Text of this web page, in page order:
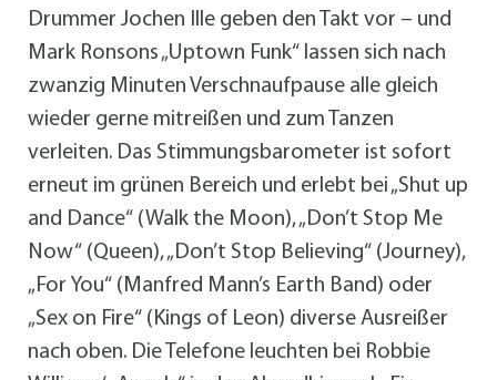
Drummer Jochen Ille geben den Takt vor – und
Mark Ronsons „Uptown Funk“ lassen sich nach
zwanzig Minuten Verschnaufpause alle gleich
wieder gerne mitreißen und zum Tanzen
verleiten. Das Stimmungsbarometer ist sofort
erneut im grünen Bereich und erlebt bei „Shut up
and Dance“ (Walk the Moon), „Don’t Stop Me
Now“ (Queen), „Don’t Stop Believing“ (Journey),
„For You“ (Manfred Mann’s Earth Band) oder
„Sex on Fire“ (Kings of Leon) diverse Ausreißer
nach oben. Die Telefone leuchten bei Robbie